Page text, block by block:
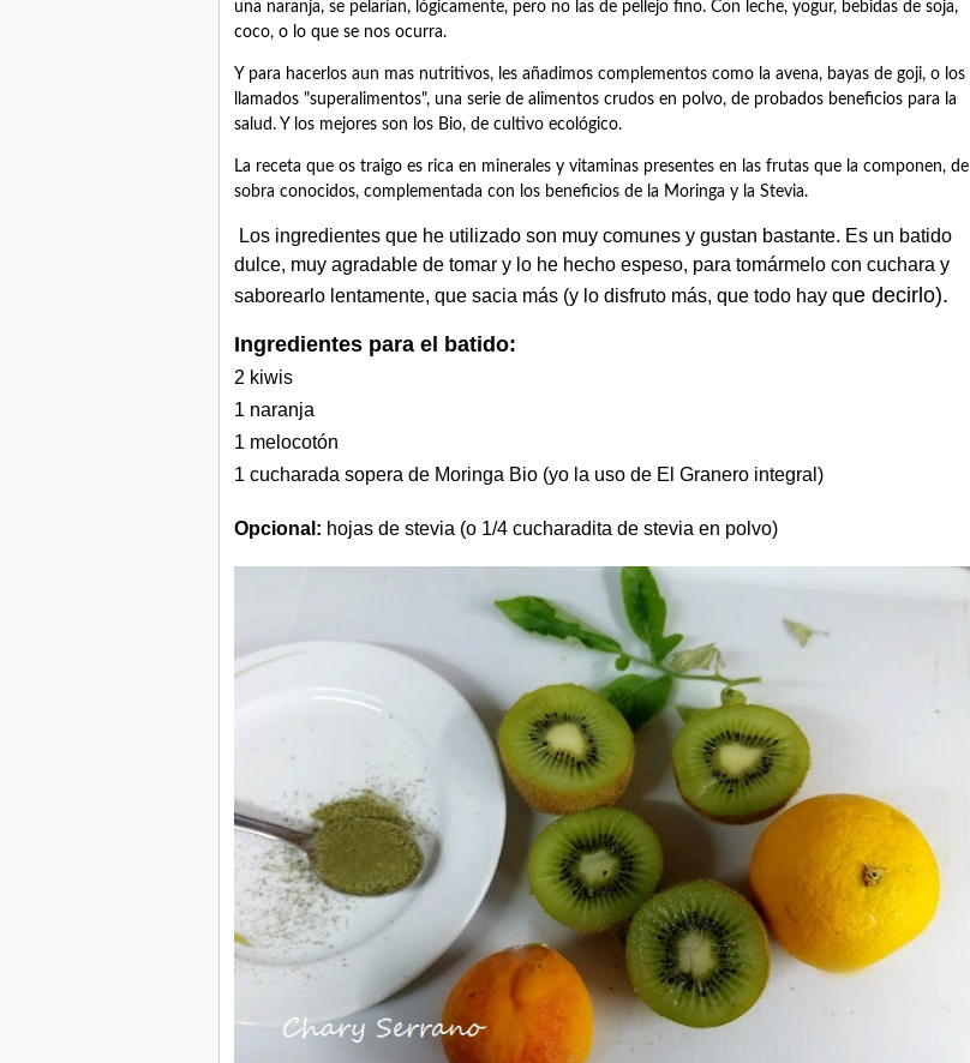
una naranja, se pelarían, lógicamente, pero no las de pellejo fino. Con leche, yogur, bebidas de soja,
coco, o lo que se nos ocurra.
Y para hacerlos aun mas nutritivos, les añadimos complementos como la avena, bayas de goji, o los
llamados "superalimentos", una serie de alimentos crudos en polvo, de probados beneficios para la
salud. Y los mejores son los Bio, de cultivo ecológico.
La receta que os traigo es rica en minerales y vitaminas presentes en las frutas que la componen, de
sobra conocidos, complementada con los beneficios de la Moringa y la Stevia.
Los ingredientes que he utilizado son muy comunes y gustan bastante. Es un batido
dulce, muy agradable de tomar y lo he hecho espeso, para tomármelo con cuchara y
saborearlo lentamente, que sacia más (y lo disfruto más, que todo hay que decirlo).
Ingredientes para el batido:
2 kiwis
1 naranja
1 melocotón
1 cucharada sopera de Moringa Bio (yo la uso de El Granero integral)
Opcional: hojas de stevia (o 1/4 cucharadita de stevia en polvo)